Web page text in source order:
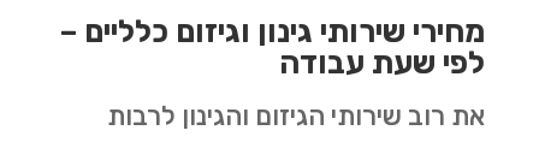
מחירי שירותי גינון וגיזום כלליים –
לפי שעת עבודה
את רוב שירותי הגיזום והגינון לרבות